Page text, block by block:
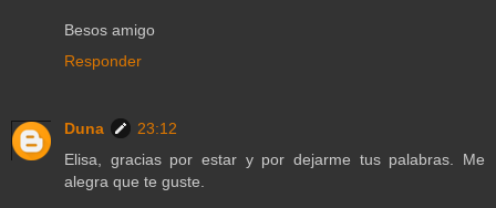
Besos amigo
Responder
Duna
23:12
Elisa, gracias por estar y por dejarme tus palabras. Me
alegra que te guste.